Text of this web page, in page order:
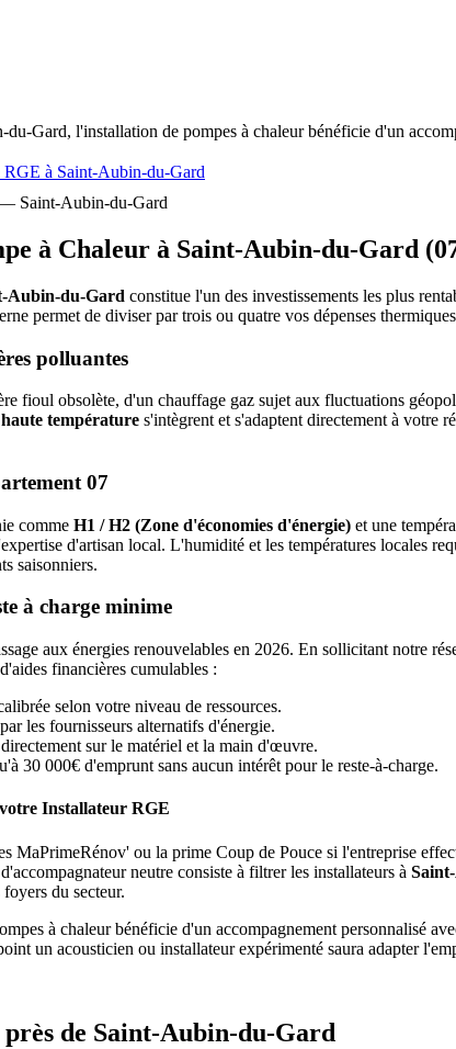
Gard, l'installation de pompes à chaleur bénéficie d'un
RGE à Saint-Aubin-du-Gard
— Saint-Aubin-du-Gard
à Chaleur à Saint-Aubin-du-Gard (
Aubin-du-Gard constitue l'un des investissements les plus
permet de diviser par trois ou quatre vos dépenses
polluantes
fioul obsolète, d'un chauffage gaz sujet aux fluctuations
température s'intègrent et s'adaptent directement à votre
07
comme H1 / H2 (Zone d'économies d'énergie) et une
d'artisan local. L'humidité et les températures locales
saisonniers.
à charge minime
aux énergies renouvelables en 2026. En sollicitant notre
financières cumulables :
selon votre niveau de ressources.
les fournisseurs alternatifs d'énergie.
sur le matériel et la main d'œuvre.
30 000€ d'emprunt sans aucun intérêt pour le reste-à-charge.
Installateur RGE
MaPrimeRénov' ou la prime Coup de Pouce si l'entreprise
neutre consiste à filtrer les installateurs à
du secteur.
à chaleur bénéficie d'un accompagnement personnalisé
un acousticien ou installateur expérimenté saura adapter
de Saint-Aubin-du-Gard